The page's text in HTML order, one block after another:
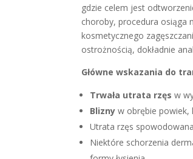
gdzie celem jest
choroby, procedura osiąga
kosmetycznego
ostrożnością, dokładnie
Główne wskazania do
Trwała utrata rzęs w
Blizny w obrębie powiek,
Utrata rzęs
Niektóre schorzenia